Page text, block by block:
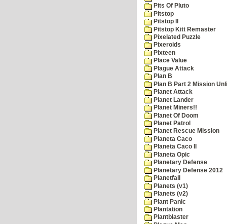
Pits Of Pluto
Pitstop
Pitstop II
Pitstop Kitt Remaster
Pixelated Puzzle
Pixeroids
Pixteen
Place Value
Plague Attack
Plan B
Plan B Part 2 Mission
Planet Attack
Planet Lander
Planet Miners!!
Planet Of Doom
Planet Patrol
Planet Rescue Mission
Planeta Caco
Planeta Caco II
Planeta Opic
Planetary Defense
Planetary Defense 2012
Planetfall
Planets (v1)
Planets (v2)
Plant Panic
Plantation
Plantblaster